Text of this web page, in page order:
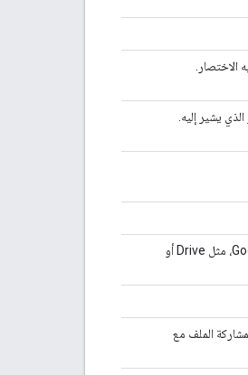
في أحد تطبيقات Google، مثل Drive أو
الملف مع